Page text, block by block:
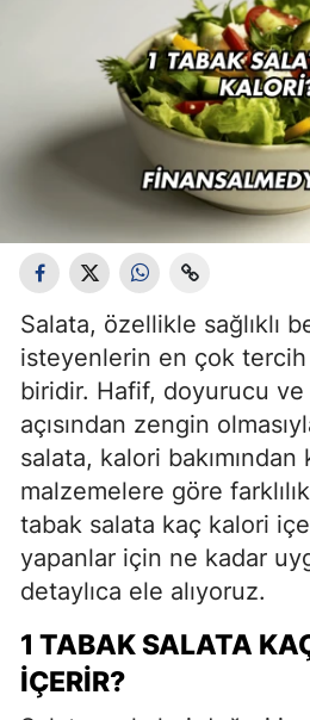
Salata, özellikle sağlıklı
isteyenlerin en çok
biridir. Hafif, doyurucu
açısından zengin
salata, kalori bakımından
malzemelere göre
tabak salata kaç kalori
yapanlar için ne kadar
detaylıca ele alıyoruz.
1 TABAK SALATA
İÇERIR?